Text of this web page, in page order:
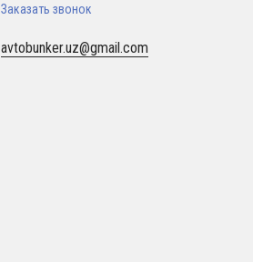
Заказать звонок
avtobunker.uz@gmail.com